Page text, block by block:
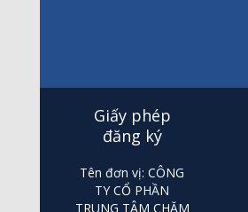
Giấy phép
đăng ký
Tên đơn vị: CÔNG
TY CỔ PHẦN
TRUNG TÂM CHĂM